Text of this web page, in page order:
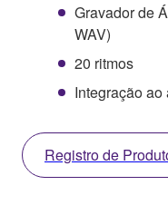
Gravador de
WAV)
20 ritmos
Integração
Registro de